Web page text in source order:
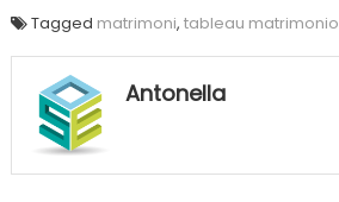
Tagged matrimoni, tableau matrimonio
Antonella